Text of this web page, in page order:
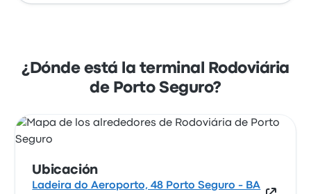
BA 45810-000. Revisa la ubicación de esta
parada de autobús en Porto Seguro en un
¿Dónde está la terminal Rodoviária
de Porto Seguro?
Ubicación
Ladeira do Aeroporto, 48 Porto Seguro - BA